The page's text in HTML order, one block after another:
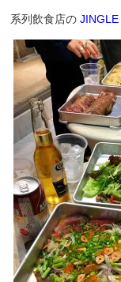
系列飲食店のJINGLE